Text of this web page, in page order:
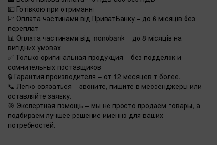
💵 Готівкою при отриманні
📈 Оплата частинами від ПриватБанку – до 6 місяців без
переплат
📊 Оплата частинами від monobank – до 8 місяців на
вигідних умовах
✅ Только оригинальная продукция – без подделок и
сомнительных поставщиков
🔒 Гарантия производителя – от 12 месяцев т более.
📞 Легко связаться – звоните, пишите в мессенджеры или
оставляйте заявку.
🎯 Экспертная помощь – мы не просто продаем товары, а
подбираем лучшее решение именно для ваших
потребностей.